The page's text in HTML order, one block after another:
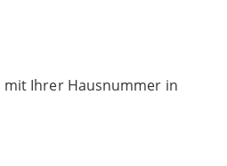
mit Ihrer Hausnummer in